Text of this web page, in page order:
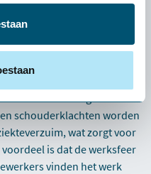
van
kunnen zorgen voor
schouderklachten worden
wat zorgt voor
is dat de werksfeer
vinden het werk